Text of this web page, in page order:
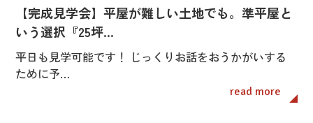
【完成見学会】平屋が難しい土地でも。準平屋と
いう選択『25坪…
平日も見学可能です！ じっくりお話をおうかがいする
ために予…
read more